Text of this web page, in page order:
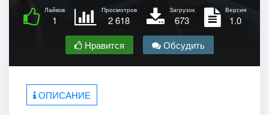
Лайков
1
Просмотров
2 618
Загрузок
673
Версия
1.0
Нравится
Обсудить
ОПИСАНИЕ